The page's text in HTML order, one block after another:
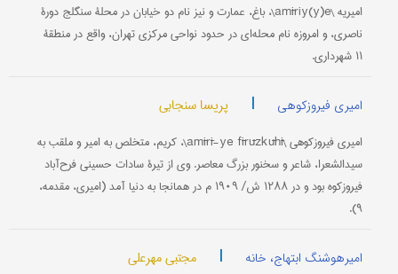
امیریه \amīriy(y)e\، باغ، عمارت و نیز نام دو خیابان در محلۀ سنگلج دورۀ
ناصری، و امروزه نام محله‌ای در حدود نواحی مرکزی تهران، واقع در منطقۀ
۱۱ شهرداری.
امیری فیروزکوهی | پریسا سنجابی
امیری فیروزکوهی \amīrī-ye fīrūzkūhī\، کریم، متخلص به امیر و ملقب به
سیدالشعرا، شاعر و سخنور بزرگ معاصر. وی از تیرۀ سادات حسینی فرح‌آباد
فیروزکوه بود و در ۱۲۸۸ ش/ ۱۹۰۹ م در همانجا به دنیا آمد (امیری، مقدمه،
۹).
امیرهوشنگ ابتهاج، خانه | مجتبی مهرعلی